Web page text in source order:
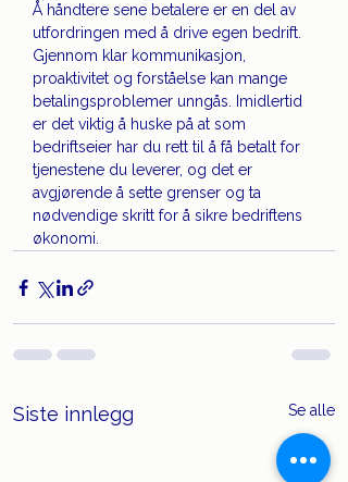
Å håndtere sene betalere er en del av
utfordringen med å drive egen bedrift.
Gjennom klar kommunikasjon,
proaktivitet og forståelse kan mange
betalingsproblemer unngås. Imidlertid
er det viktig å huske på at som
bedriftseier har du rett til å få betalt for
tjenestene du leverer, og det er
avgjørende å sette grenser og ta
nødvendige skritt for å sikre bedriftens
økonomi.
Siste innlegg Se alle